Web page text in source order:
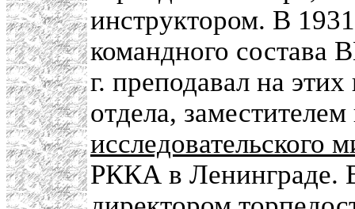
инструктором. В
командного
г. преподавал на
отдела,
исследовательского
РККА в Ленинграде.